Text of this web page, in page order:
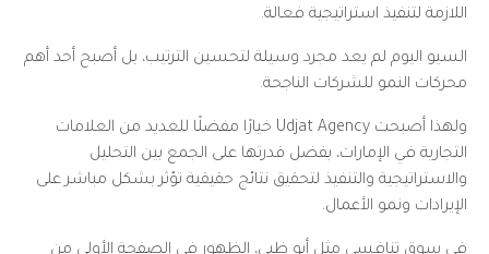
اللازمة لتنفيذ استراتيجية فعالة.
السيو اليوم لم يعد مجرد وسيلة لتحسين الترتيب، بل أصبح أحد أهم
محركات النمو للشركات الناجحة.
ولهذا أصبحت Udjat Agency خيارًا مفضلًا للعديد من العلامات
التجارية في الإمارات، بفضل قدرتها على الجمع بين التحليل
والاستراتيجية والتنفيذ لتحقيق نتائج حقيقية تؤثر بشكل مباشر على
الإيرادات ونمو الأعمال.